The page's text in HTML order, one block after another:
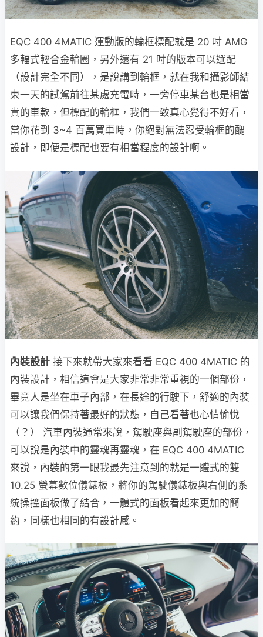
EQC 400 4MATIC 運動版的輪框標配就是 20 吋 AMG
多輻式輕合金輪圈，另外還有 21 吋的版本可以選配
（設計完全不同），是說講到輪框，就在我和攝影師結
束一天的試駕前往某處充電時，一旁停車某台也是相當
貴的車款，但標配的輪框，我們一致真心覺得不好看，
當你花到 3~4 百萬買車時，你絕對無法忍受輪框的醜
設計，即便是標配也要有相當程度的設計啊。
內裝設計 接下來就帶大家來看看 EQC 400 4MATIC 的
內裝設計，相信這會是大家非常非常重視的一個部份，
畢竟人是坐在車子內部，在長途的行駛下，舒適的內裝
可以讓我們保持著最好的狀態，自己看著也心情愉悅
（？） 汽車內裝通常來說，駕駛座與副駕駛座的部份，
可以說是內裝中的靈魂再靈魂，在 EQC 400 4MATIC
來說，內裝的第一眼我最先注意到的就是一體式的雙
10.25 螢幕數位儀錶板，將你的駕駛儀錶板與右側的系
統操控面板做了結合，一體式的面板看起來更加的簡
約，同樣也相同的有設計感。